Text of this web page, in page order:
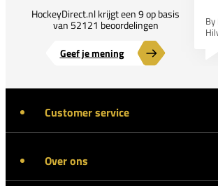
HockeyDirect.nl krijgt een 9 op basis
van 52121 beoordelingen
Geef je mening
By
Customer service
Over ons